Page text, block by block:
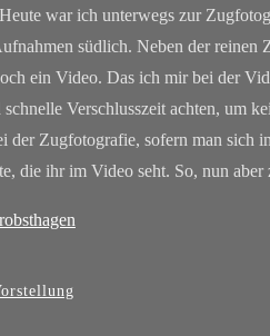
war ich unterwegs zur
südlich. Neben der
ein Video. Das ich mir bei der
schnelle Verschlusszeit achten, um
der Zugfotografie, sofern man sich
die ihr im Video seht. So, nun